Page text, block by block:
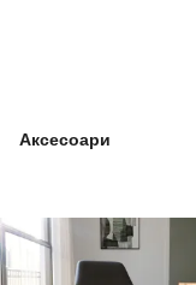
Аксесоари